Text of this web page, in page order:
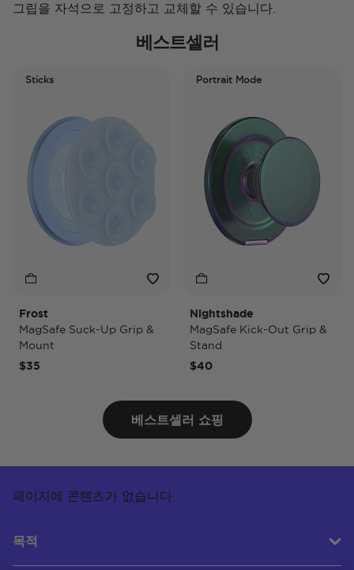
그립을 자석으로 고정하고 교체할 수 있습니다.
베스트셀러
Sticks
Frost
MagSafe Suck-Up Grip &
Mount
$35
Portrait Mode
Nightshade
MagSafe Kick-Out Grip &
Stand
$40
베스트셀러 쇼핑
페이지에 콘텐츠가 없습니다.
목적